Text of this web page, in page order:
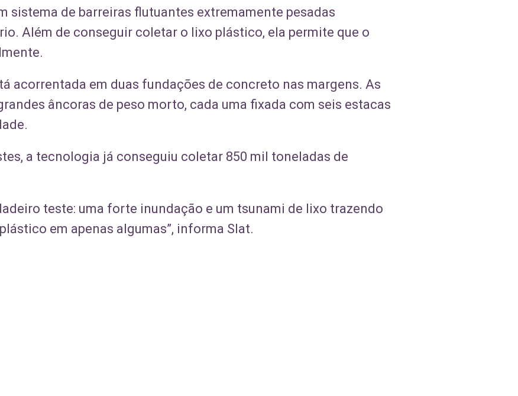
sistema de barreiras flutuantes extremamente pesadas
Além de conseguir coletar o lixo plástico, ela permite que o
acorrentada em duas fundações de concreto nas margens. As
âncoras de peso morto, cada uma fixada com seis estacas
a tecnologia já conseguiu coletar 850 mil toneladas de
teste: uma forte inundação e um tsunami de lixo trazendo
em apenas algumas”, informa Slat.